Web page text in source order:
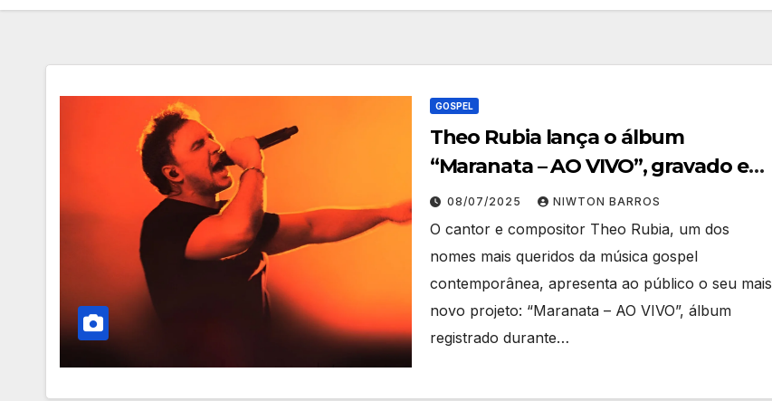
GOSPEL
Theo Rubia lança o álbum
“Maranata – AO VIVO”, gravado em
Vila Velha (ES)
08/07/2025 NIWTON BARROS
O cantor e compositor Theo Rubia, um dos
nomes mais queridos da música gospel
contemporânea, apresenta ao público o seu mais
novo projeto: “Maranata – AO VIVO”, álbum
registrado durante…